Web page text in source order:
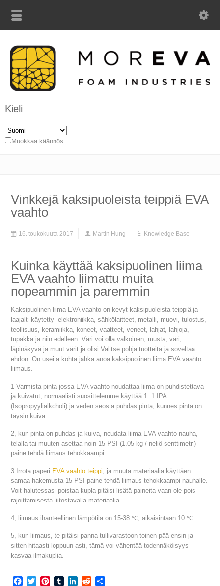
Kieli
Muokkaa käännös
Vinkkejä kaksipuoleista teippiä EVA
vaahto
16. toukokuuta 2017 Martin Hung Knowledge Base
Kuinka käyttää kaksipuolinen liima
EVA vaahto liimattu muita
nopeammin ja paremmin
Kaksipuolinen liima EVA vaahto on kevyt kaksipuoleista teippiä ja
laajalti käytetty: elektroniikka, sähkölaitteet, metalli, muovi, tulostus,
teollisuus, keramiikka, koneet, vaatteet, veneet, lahjat, lahjoja,
tupakka ja niin edelleen. Väri voi olla valkoinen, musta, väri,
läpinäkyvä ja muut värit ja olisi Valitse pohja tuotteita ja soveltaa
ehdon. On useita kohta jahka anoa kaksipuolinen liima EVA vaahto
liimaus.
1 Varmista pinta jossa EVA vaahto noudattaa liima on puhdistettava
ja kuivatut, normaalisti suosittelemme käyttää 1: 1 IPA
(Isopropyylialkoholi) ja veden seosta puhdas pinta, kunnes pinta on
täysin kuiva.
2, kun pinta on puhdas ja kuiva, noudata liima EVA vaahto nauha,
telalla tai muuten asettaa noin 15 PSI (1,05 kg / neliö senttimetri)
paine tehdä liimaus tehokkaampi.
3 Irrota paperi EVA vaahto teippi, ja muuta materiaalia käyttäen
samaa hakemusta 15 PSI paine tehdä liimaus tehokkaampi nauhalle.
Voit halutessasi poistaa kupla pitäisi lisätä paineita vaan ole pois
rajoittamisesta liitostavalla materiaalia.
4, liimaus ihanteellinen lämpötila on 15-38 ℃, aikaisintaan 10 ℃.
5, kun liimaus, te pitäisi panna tullivarastoon toinen pää ensin ja
sitten hitaasti loppuun asti, tämä voi vähentää todennäköisyys
kasvaa ilmakuplia.
Facebook
TwitterPinterestTumblrLinkedInReddit